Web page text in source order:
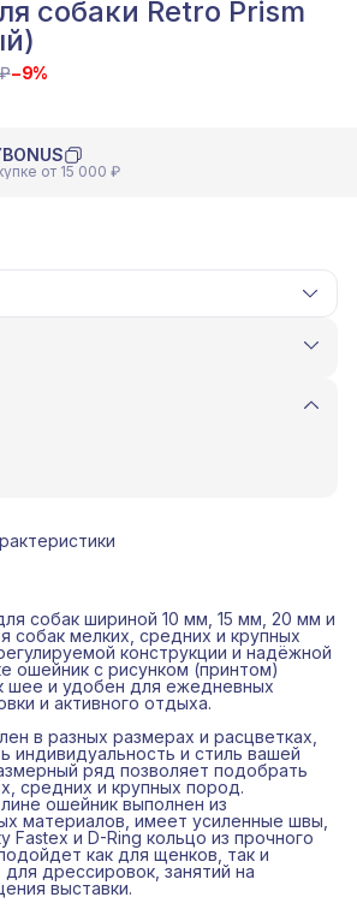
собаки Retro Prism
−9%
от 15 000 ₽
в Сплит
СБП.
собак шириной 10 мм, 15 мм, 20 мм и
собак мелких, средних и крупных
конструкции и надёжной
ошейник с рисунком (принтом)
шее и удобен для ежедневных
и активного отдыха.
в разных размерах и расцветках,
индивидуальность и стиль вашей
ряд позволяет подобрать
средних и крупных пород.
ошейник выполнен из
материалов, имеет усиленные швы,
Fastex и D-Ring кольцо из прочного
как для щенков, так и
дрессировок, занятий на
выставки.